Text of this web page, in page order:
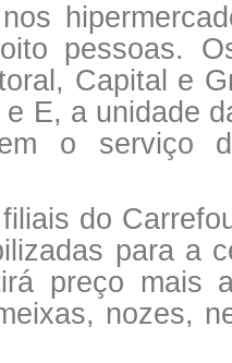
pessoas.
Capital e
E, a unidade
o serviço
do
para a
preço mais
nozes,